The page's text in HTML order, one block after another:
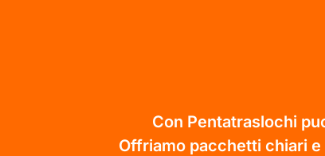
Con Pentatraslochi
Offriamo pacchetti chiari